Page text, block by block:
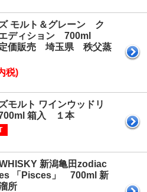
モルト＆グレーン ク
エディション 700ml
価販売 埼玉県 秩父蒸
税)
モルト ワインウッドリ
箱入 １本
新潟亀田zodiac
「Pisces」 700ml 新
所